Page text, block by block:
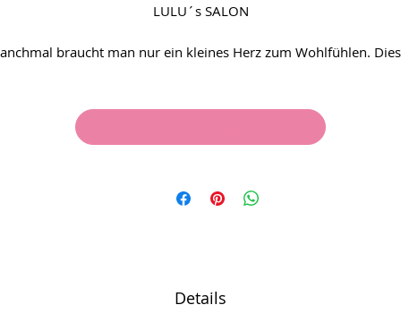
LULU´s SALON
braucht man nur ein kleines Herz zum Wohlfühlen.
Details